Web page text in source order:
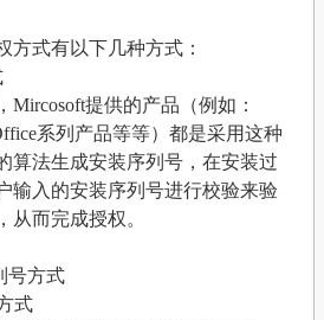
方式有以下几种方式：
提供的产品（例如：
系列产品等等）都是采用这种
算法生成安装序列号，在安装过
输入的安装序列号进行校验来验
从而完成授权。
号方式
式